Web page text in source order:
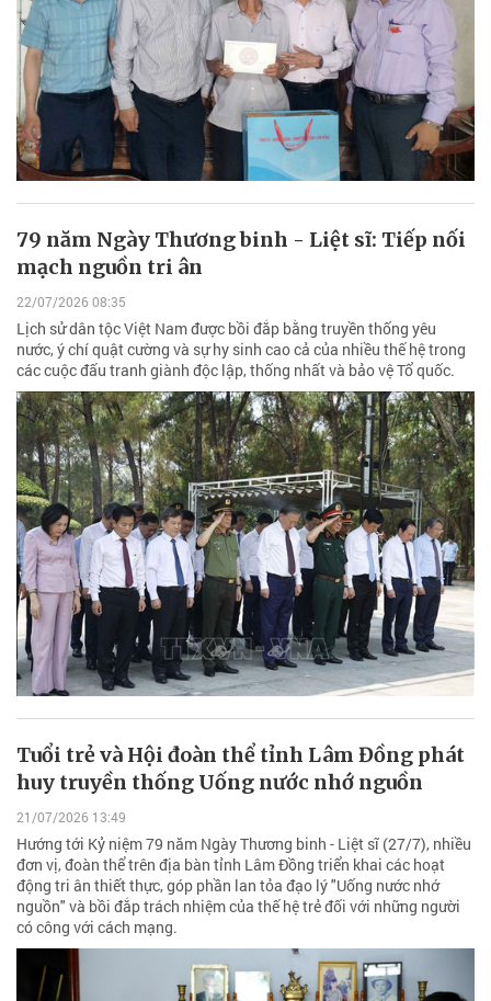
79 năm Ngày Thương binh - Liệt sĩ: Tiếp nối
mạch nguồn tri ân
22/07/2026 08:35
Lịch sử dân tộc Việt Nam được bồi đắp bằng truyền thống yêu
nước, ý chí quật cường và sự hy sinh cao cả của nhiều thế hệ trong
các cuộc đấu tranh giành độc lập, thống nhất và bảo vệ Tổ quốc.
Tuổi trẻ và Hội đoàn thể tỉnh Lâm Đồng phát
huy truyền thống Uống nước nhớ nguồn
21/07/2026 13:49
Hướng tới Kỷ niệm 79 năm Ngày Thương binh - Liệt sĩ (27/7), nhiều
đơn vị, đoàn thể trên địa bàn tỉnh Lâm Đồng triển khai các hoạt
động tri ân thiết thực, góp phần lan tỏa đạo lý "Uống nước nhớ
nguồn" và bồi đắp trách nhiệm của thế hệ trẻ đối với những người
có công với cách mạng.